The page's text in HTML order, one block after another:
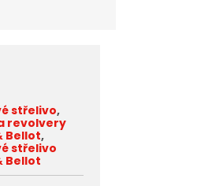
střelivo,
revolvery
Bellot,
střelivo
Bellot